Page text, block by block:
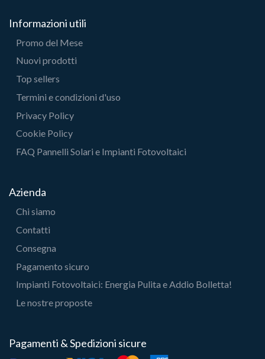
Informazioni utili
Promo del Mese
Nuovi prodotti
Top sellers
Termini e condizioni d'uso
Privacy Policy
Cookie Policy
FAQ Pannelli Solari e Impianti Fotovoltaici
Azienda
Chi siamo
Contatti
Consegna
Pagamento sicuro
Impianti Fotovoltaici: Energia Pulita e Addio Bolletta!
Le nostre proposte
Pagamenti & Spedizioni sicure